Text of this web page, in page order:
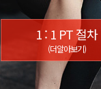
1 : 1 PT 절차
(더알아보기)